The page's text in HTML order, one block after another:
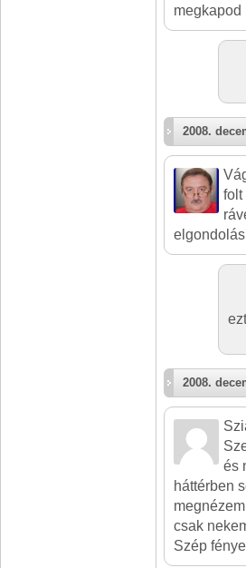
megkapod
2008.
folt
2008.
és
háttérben
csak
Szép